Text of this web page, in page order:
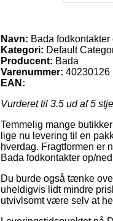
Navn: Bada fodkontakter
Kategori: Default
Producent: Bada
Varenummer: 40230126
EAN:
Vurderet til 3.5 ud af 5
Temmelig mange
lige nu levering til en
hverdag. Fragtformen er
Bada fodkontakter op/
Du burde også tænke
uheldigvis lidt mindre
utvivlsomt være selv at